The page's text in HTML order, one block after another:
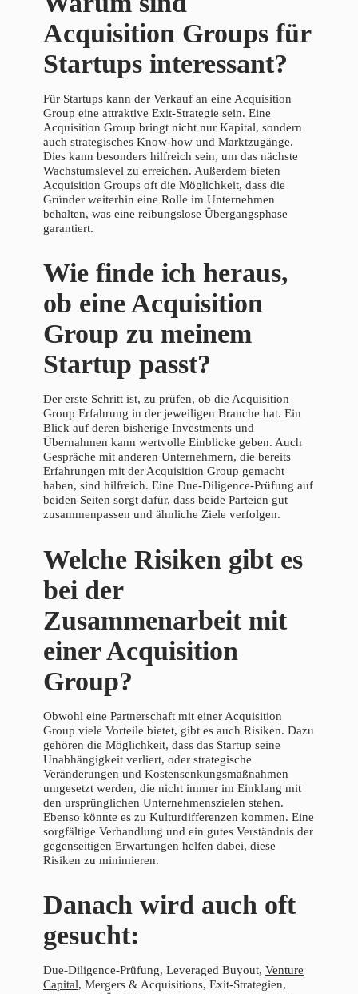
Acquisition Groups für
Startups interessant?
Für Startups kann der Verkauf an eine Acquisition
Group eine attraktive Exit-Strategie sein. Eine
Acquisition Group bringt nicht nur Kapital, sondern
auch strategisches Know-how und Marktzugänge.
Dies kann besonders hilfreich sein, um das nächste
Wachstumslevel zu erreichen. Außerdem bieten
Acquisition Groups oft die Möglichkeit, dass die
Gründer weiterhin eine Rolle im Unternehmen
behalten, was eine reibungslose Übergangsphase
garantiert.
Wie finde ich heraus,
ob eine Acquisition
Group zu meinem
Startup passt?
Der erste Schritt ist, zu prüfen, ob die Acquisition
Group Erfahrung in der jeweiligen Branche hat. Ein
Blick auf deren bisherige Investments und
Übernahmen kann wertvolle Einblicke geben. Auch
Gespräche mit anderen Unternehmern, die bereits
Erfahrungen mit der Acquisition Group gemacht
haben, sind hilfreich. Eine Due-Diligence-Prüfung auf
beiden Seiten sorgt dafür, dass beide Parteien gut
zusammenpassen und ähnliche Ziele verfolgen.
Welche Risiken gibt es
bei der
Zusammenarbeit mit
einer Acquisition
Group?
Obwohl eine Partnerschaft mit einer Acquisition
Group viele Vorteile bietet, gibt es auch Risiken. Dazu
gehören die Möglichkeit, dass das Startup seine
Unabhängigkeit verliert, oder strategische
Veränderungen und Kostensenkungsmaßnahmen
umgesetzt werden, die nicht immer im Einklang mit
den ursprünglichen Unternehmenszielen stehen.
Ebenso könnte es zu Kulturdifferenzen kommen. Eine
sorgfältige Verhandlung und ein gutes Verständnis der
gegenseitigen Erwartungen helfen dabei, diese
Risiken zu minimieren.
Danach wird auch oft
gesucht:
Due-Diligence-Prüfung, Leveraged Buyout, Venture
Capital, Mergers & Acquisitions, Exit-Strategien,